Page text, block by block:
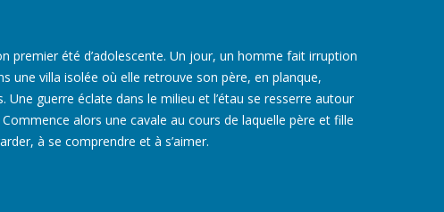
premier été d’adolescente. Un jour, un homme fait irruption
une villa isolée où elle retrouve son père, en planque,
Une guerre éclate dans le milieu et l’étau se resserre autour
alors une cavale au cours de laquelle père et fille
à se comprendre et à s’aimer.